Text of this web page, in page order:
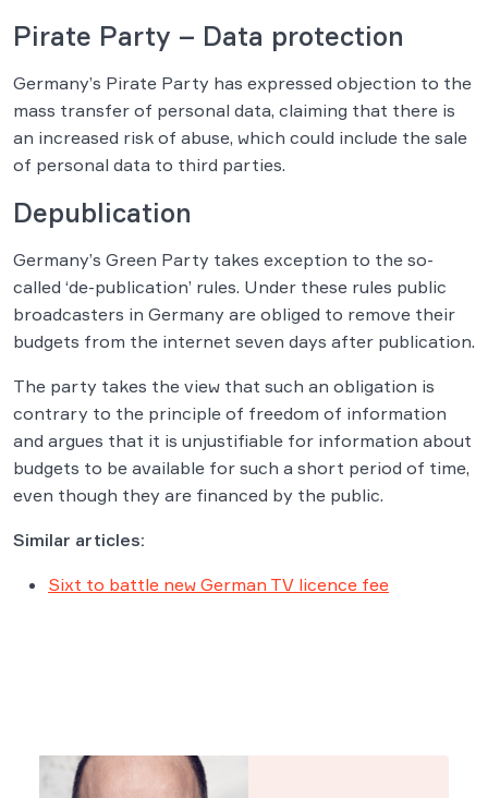
Pirate Party – Data protection
Germany’s Pirate Party has expressed objection to the
mass transfer of personal data, claiming that there is
an increased risk of abuse, which could include the sale
of personal data to third parties.
Depublication
Germany’s Green Party takes exception to the so-
called ‘de-publication’ rules. Under these rules public
broadcasters in Germany are obliged to remove their
budgets from the internet seven days after publication.
The party takes the view that such an obligation is
contrary to the principle of freedom of information
and argues that it is unjustifiable for information about
budgets to be available for such a short period of time,
even though they are financed by the public.
Similar articles:
Sixt to battle new German TV licence fee